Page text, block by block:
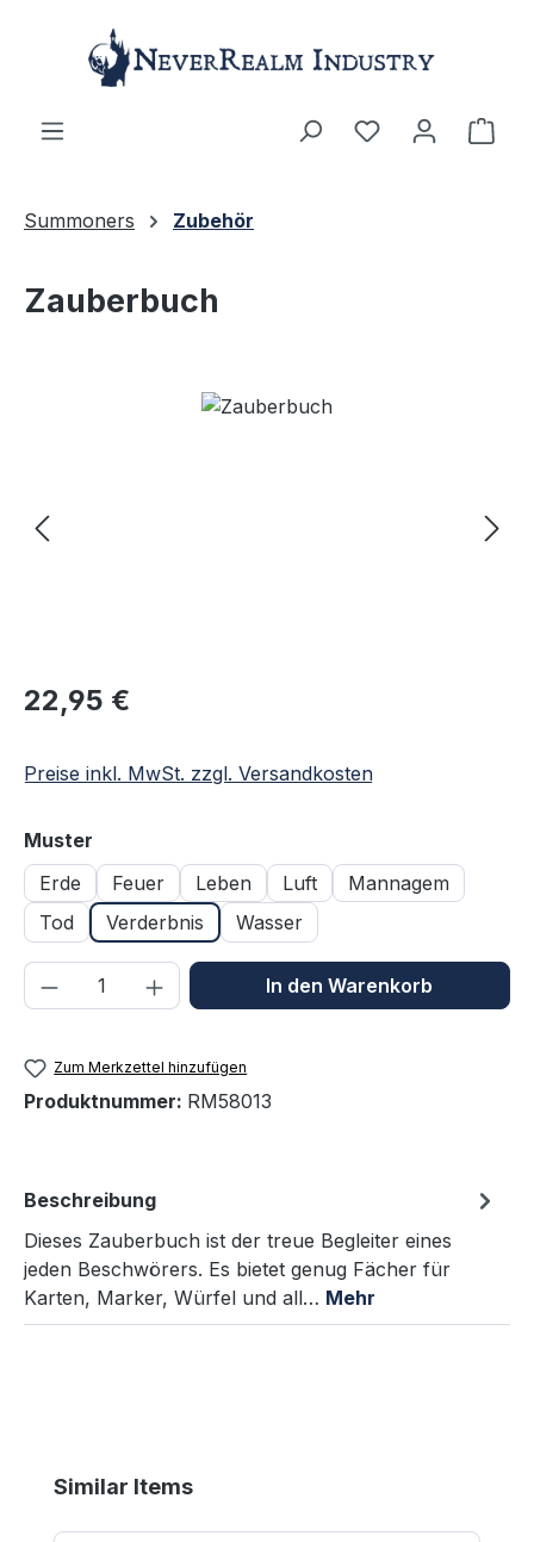
Zum Hauptinhalt springen
Summoners Zubehör
Zauberbuch
Bildergalerie überspringen
Regulärer Preis:
22,95 €
Preise inkl. MwSt. zzgl. Versandkosten
Muster
Erde
Feuer Leben Luft
Mannagem
Tod
Verderbnis Wasser
Produkt Anzahl: Gib denIn den Warenkorb
Zum Merkzettel hinzufügen
Produktnummer: RM58013
Beschreibung
Dieses Zauberbuch ist der treue Begleiter eines
jeden Beschwörers. Es bietet genug Fächer für
Karten, Marker, Würfel und all… Mehr
Produktgalerie überspringen
Similar Items